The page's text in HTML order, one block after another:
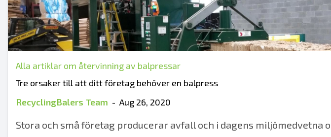
Alla artiklar om återvinning av balpressar
Tre orsaker till att ditt företag behöver en balpress
RecyclingBalers Team - Aug 26, 2020
Stora och små företag producerar avfall och i dagens miljömedvetna